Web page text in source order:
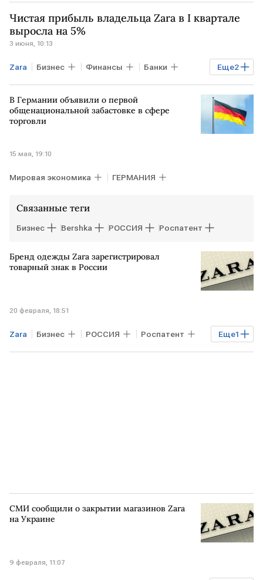
Чистая прибыль владельца Zara в I квартале
выросла на 5%
3 июня, 10:13
Еще2
Zara Бизнес Финансы Банки
Bershka Stradivarius
В Германии объявили о первой
общенациональной забастовке в сфере
торговли
15 мая, 19:10
Мировая экономика ГЕРМАНИЯ
Связанные теги
Бизнес Bershka РОССИЯ Роспатент
Бренд одежды Zara зарегистрировал
товарный знак в России
20 февраля, 18:51
Еще1
Zara Бизнес РОССИЯ Роспатент
Bershka
СМИ сообщили о закрытии магазинов Zara
на Украине
9 февраля, 11:07